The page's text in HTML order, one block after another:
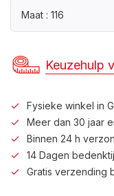
Maat : 116
Keuzehulp
Fysieke winkel in
Meer dan 30 jaar
Binnen 24 h
14 Dagen
Gratis verzending